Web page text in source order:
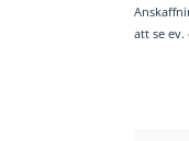
att se